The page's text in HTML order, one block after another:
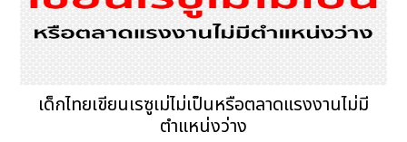
เด็กไทยเขียนเรซูเม่ไม่เป็นหรือตลาดแรงงานไม่มี
ตำแหน่งว่าง